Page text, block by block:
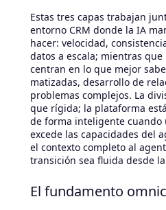
Estas tres capas trabajan
entorno CRM donde la IA
hacer: velocidad,
datos a escala; mientras
centran en lo que mejor
matizadas, desarrollo de
problemas complejos. La
que rígida; la plataforma
de forma inteligente cuando
excede las capacidades del
el contexto completo al
transición sea fluida desde
El fundamento